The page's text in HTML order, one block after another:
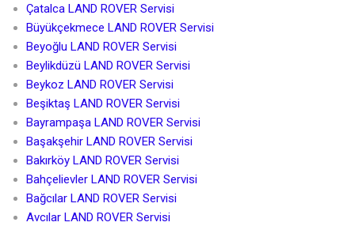
Çatalca LAND ROVER Servisi
Büyükçekmece LAND ROVER Servisi
Beyoğlu LAND ROVER Servisi
Beylikdüzü LAND ROVER Servisi
Beykoz LAND ROVER Servisi
Beşiktaş LAND ROVER Servisi
Bayrampaşa LAND ROVER Servisi
Başakşehir LAND ROVER Servisi
Bakırköy LAND ROVER Servisi
Bahçelievler LAND ROVER Servisi
Bağcılar LAND ROVER Servisi
Avcılar LAND ROVER Servisi